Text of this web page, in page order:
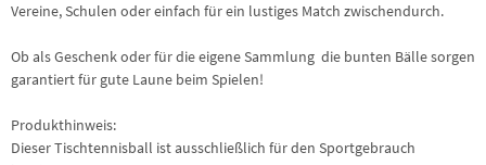
Vereine, Schulen oder einfach für ein lustiges Match zwischendurch.
Ob als Geschenk oder für die eigene Sammlung  die bunten Bälle sorgen
garantiert für gute Laune beim Spielen!
Produkthinweis:
Dieser Tischtennisball ist ausschließlich für den Sportgebrauch